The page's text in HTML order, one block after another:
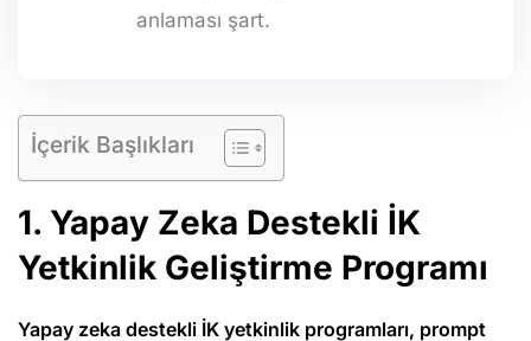
anlaması şart.
İçerik Başlıkları
1. Yapay Zeka Destekli İK
Yetkinlik Geliştirme Programı
Yapay zeka destekli İK yetkinlik programları, prompt